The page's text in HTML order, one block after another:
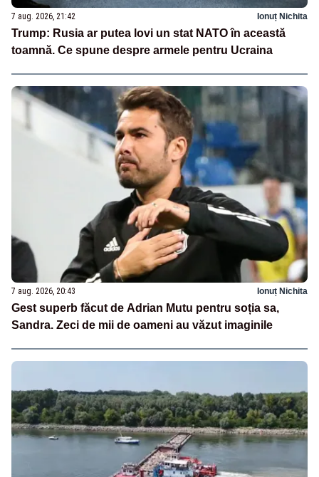
7 aug. 2026, 21:42 Ionuț Nichita
Trump: Rusia ar putea lovi un stat NATO în această
toamnă. Ce spune despre armele pentru Ucraina
7 aug. 2026, 20:43 Ionuț Nichita
Gest superb făcut de Adrian Mutu pentru soția sa,
Sandra. Zeci de mii de oameni au văzut imaginile